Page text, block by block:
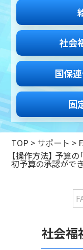
社会
国保
固
TOP > サポート >
【操作方法】 予算
初予算の承認がで
社会福